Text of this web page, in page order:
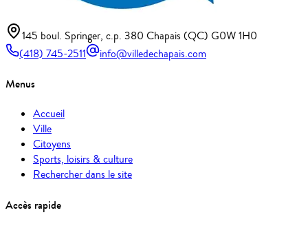
145 boul. Springer, c.p. 380 Chapais (QC) G0W 1H0
(418) 745-2511
info@villedechapais.com
Menus
Accueil
Ville
Citoyens
Sports, loisirs & culture
Rechercher dans le site
Accès rapide